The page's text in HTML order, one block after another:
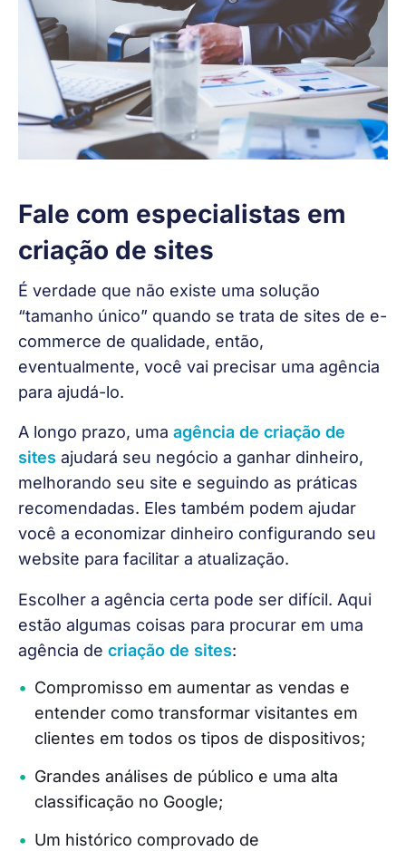
Fale com especialistas em
criação de sites
É verdade que não existe uma solução
“tamanho único” quando se trata de sites de e-
commerce de qualidade, então,
eventualmente, você vai precisar uma agência
para ajudá-lo.
A longo prazo, uma agência de criação de
sites ajudará seu negócio a ganhar dinheiro,
melhorando seu site e seguindo as práticas
recomendadas. Eles também podem ajudar
você a economizar dinheiro configurando seu
website para facilitar a atualização.
Escolher a agência certa pode ser difícil. Aqui
estão algumas coisas para procurar em uma
agência de criação de sites:
Compromisso em aumentar as vendas e
entender como transformar visitantes em
clientes em todos os tipos de dispositivos;
Grandes análises de público e uma alta
classificação no Google;
Um histórico comprovado de